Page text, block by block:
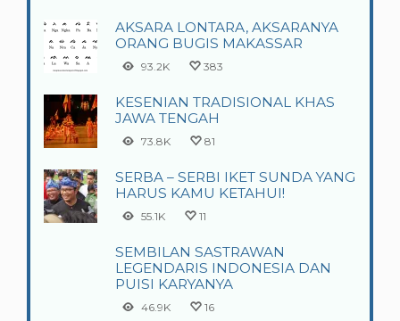
AKSARA LONTARA, AKSARANYA
ORANG BUGIS MAKASSAR
93.2K 383
KESENIAN TRADISIONAL KHAS
JAWA TENGAH
73.8K 81
SERBA – SERBI IKET SUNDA YANG
HARUS KAMU KETAHUI!
55.1K 11
SEMBILAN SASTRAWAN
LEGENDARIS INDONESIA DAN
PUISI KARYANYA
46.9K 16